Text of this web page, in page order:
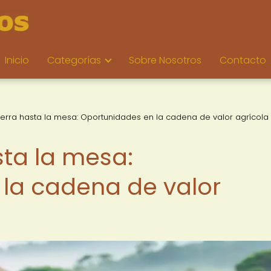
Inicio Categorías Sobre Nosotros Contacto
hasta la mesa: Oportunidades en la cadena de valor agrícola
la mesa:
cadena de valor